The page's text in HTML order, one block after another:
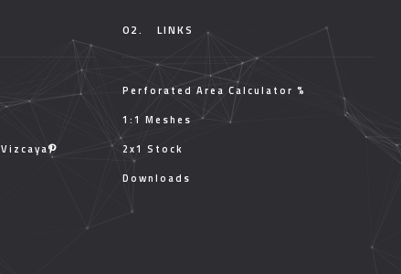
02. LINKS
Perforated Area Calculator %
1:1 Meshes
2x1 Stock
Downloads